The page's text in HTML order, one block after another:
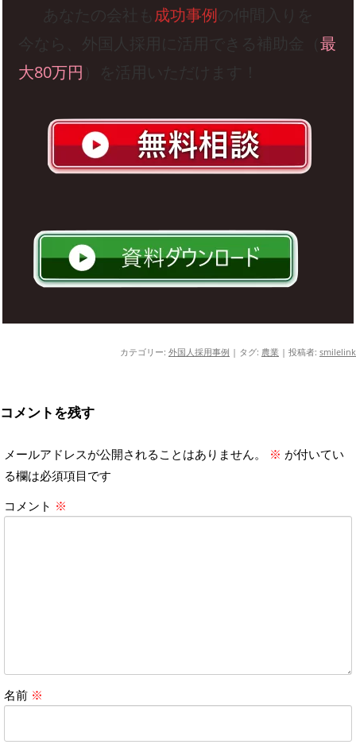
成功事例
今なら、外国人採用に活用できる補助金（最
大80万円
カテゴリー: 外国人採用事例 | タグ: 農業 | 投稿者: smilelink
コメントを残す
メールアドレスが公開されることはありません。 ※ が付いてい
る欄は必須項目です
コメント ※
名前 ※